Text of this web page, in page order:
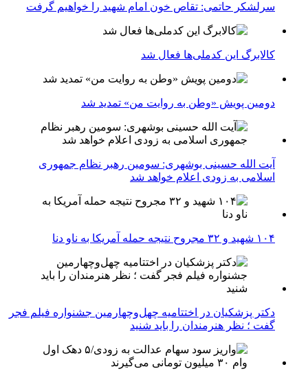
سرلشکر حاتمی: تقاص خون امام شهید را خواهیم گرفت
کالابرگ این کدملی‌ها فعال شد
دومین پویش «وطن به روایت من» تمدید شد
آیت الله حسینی بوشهری: سومین رهبر نظام جمهوری
اسلامی به زودی اعلام خواهد شد
۱۰۴ شهید و ۳۲ مجروح نتیجه حمله آمریکا به ناو دنا
دکتر پزشکیان در اختتامیه چهل‌وچهارمین جشنواره فیلم فجر
گفت ؛ نظر هنرمندان را باید شنید